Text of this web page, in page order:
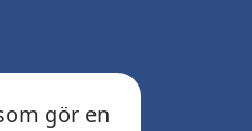
gör en